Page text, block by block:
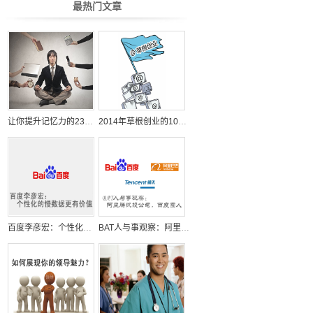
最热门文章
让你提升记忆力的23个日常小习惯 2014年草根创业的10个机会
百度李彦宏：个性化的慢数据更有价值 BAT人与事观察：阿里腾讯投公司，百度囤人